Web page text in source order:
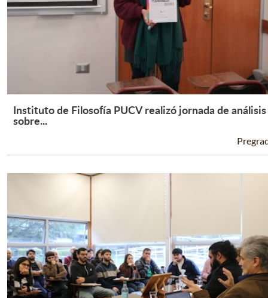
Leer Más +
Instituto de Filosofía PUCV realizó jornada de análisis
sobre...